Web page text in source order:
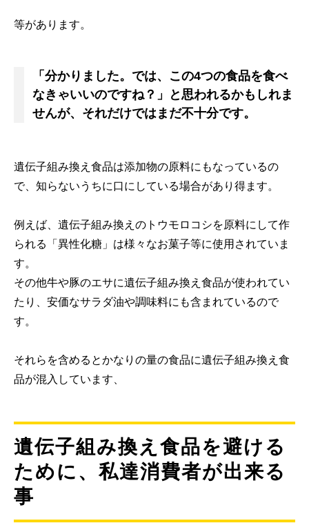
等があります。
「分かりました。では、この4つの食品を食べ
なきゃいいのですね？」と思われるかもしれま
せんが、それだけではまだ不十分です。
遺伝子組み換え食品は添加物の原料にもなっているの
で、知らないうちに口にしている場合があり得ます。
例えば、遺伝子組み換えのトウモロコシを原料にして作
られる「異性化糖」は様々なお菓子等に使用されていま
す。
その他牛や豚のエサに遺伝子組み換え食品が使われてい
たり、安価なサラダ油や調味料にも含まれているので
す。
それらを含めるとかなりの量の食品に遺伝子組み換え食
品が混入しています、
遺伝子組み換え食品を避ける
ために、私達消費者が出来る
事